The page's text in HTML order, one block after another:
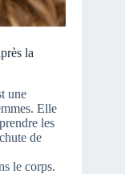
la
une
Elle
les
de
le corps.